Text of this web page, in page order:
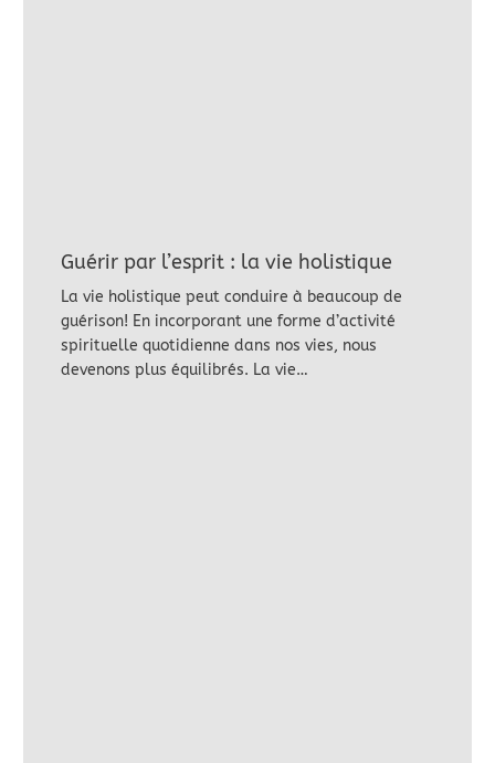
Guérir par l’esprit : la vie holistique
La vie holistique peut conduire à beaucoup de
guérison! En incorporant une forme d’activité
spirituelle quotidienne dans nos vies, nous
devenons plus équilibrés. La vie…